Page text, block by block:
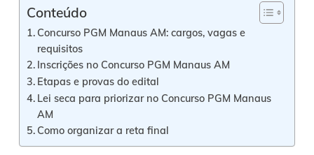
Conteúdo
Concurso PGM Manaus AM: cargos, vagas e
requisitos
Inscrições no Concurso PGM Manaus AM
Etapas e provas do edital
Lei seca para priorizar no Concurso PGM Manaus
AM
Como organizar a reta final